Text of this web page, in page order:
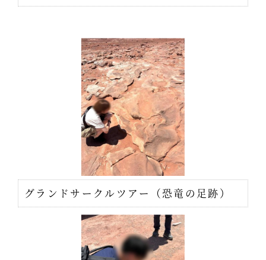
グランドサークルツアー（恐竜の足跡）